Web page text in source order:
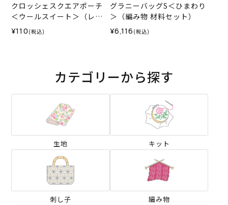
クロッシェスクエアポーチ
＜ウールスイート＞（レシ
ピ）
¥110 (税込)
グラニーバッグS＜ひまわり
＞（編み物 材料セット）
¥6,116 (税込)
カテゴリーから探す
生地 キット
刺し子 編み物